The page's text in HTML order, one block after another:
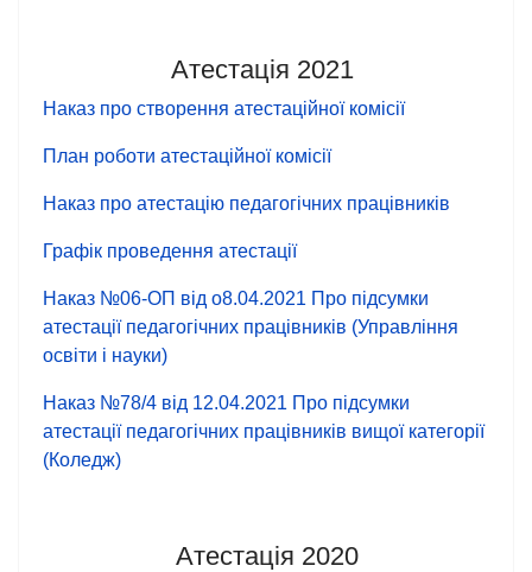
Атестація 2021
Наказ про створення атестаційної комісії
План роботи атестаційної комісії
Наказ про атестацію педагогічних працівників
Графік проведення атестації
Наказ №06-ОП від о8.04.2021 Про підсумки
атестації педагогічних працівників (Управління
освіти і науки)
Наказ №78/4 від 12.04.2021 Про підсумки
атестації педагогічних працівників вищої категорії
(Коледж)
Атестація 2020